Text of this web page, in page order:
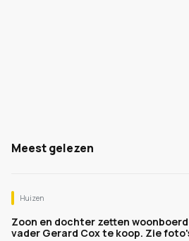
Meest gelezen
Huizen
Zoon en dochter zetten
vader Gerard Cox te koop. Zie